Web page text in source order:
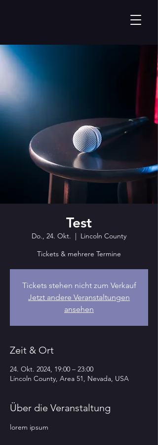
Test
Do., 24. Okt.
  |
Lincoln County
Tickets & mehrere Termine
Tickets stehen nicht zum Verkauf
Jetzt andere Veranstaltungen
ansehen
Zeit & Ort
24. Okt. 2024, 19:00 – 23:00
Lincoln County, Area 51, Nevada, USA
Über die Veranstaltung
lorem ipsum